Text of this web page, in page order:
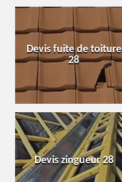
Devis fuite de toiture
28
Devis zingueur 28